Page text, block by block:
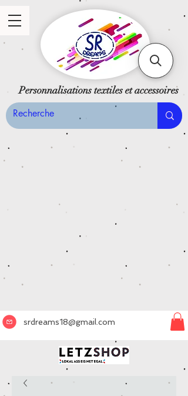
Personnalisations textiles et accessoires
srdreams18@gmail.com